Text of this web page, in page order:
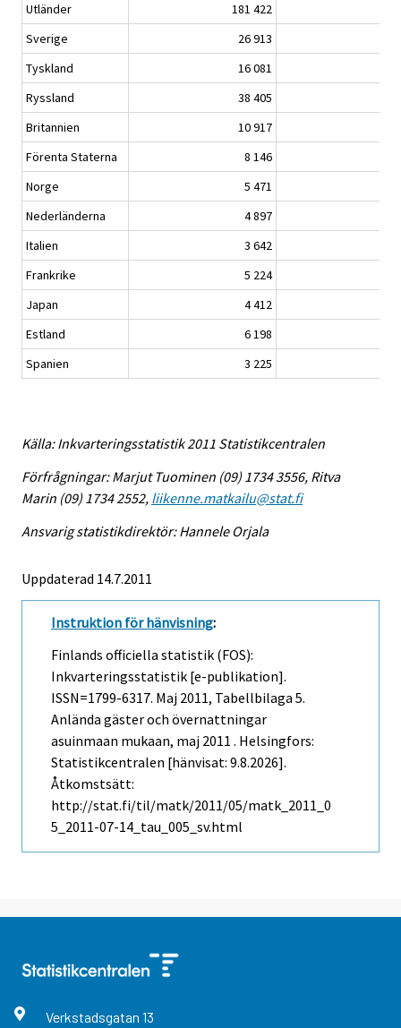
Utländer
181 422
Sverige
26 913
Tyskland
16 081
Ryssland
38 405
Britannien
10 917
Förenta Staterna
8 146
Norge
5 471
Nederländerna
4 897
Italien
3 642
Frankrike
5 224
Japan
4 412
Estland
6 198
Spanien
3 225
Källa: Inkvarteringsstatistik 2011 Statistikcentralen
Förfrågningar: Marjut Tuominen (09) 1734 3556, Ritva
Marin (09) 1734 2552, liikenne.matkailu@stat.fi
Ansvarig statistikdirektör: Hannele Orjala
Uppdaterad 14.7.2011
Instruktion för hänvisning:
Finlands officiella statistik (FOS):
Inkvarteringsstatistik [e-publikation].
ISSN=1799-6317. Maj 2011, Tabellbilaga 5.
Anlända gäster och övernattningar
asuinmaan mukaan, maj 2011 . Helsingfors:
Statistikcentralen [hänvisat: 9.8.2026].
Åtkomstsätt:
http://stat.fi/til/matk/2011/05/matk_2011_0
5_2011-07-14_tau_005_sv.html
Verkstadsgatan 13